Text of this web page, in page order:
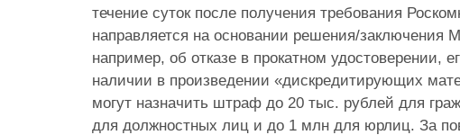
течение суток после получения требования
направляется на основании решения/заключения
например, об отказе в прокатном удостоверении,
наличии в произведении «дискредитирующих
могут назначить штраф до 20 тыс. рублей для
для должностных лиц и до 1 млн для юрлиц. За